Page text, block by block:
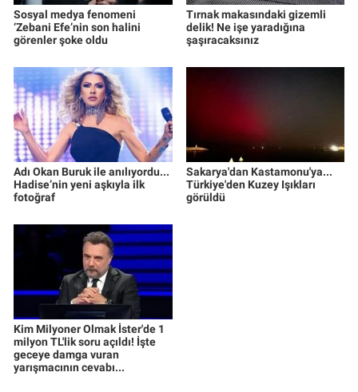
Sosyal medya fenomeni
‘Zebani Efe’nin son halini
görenler şoke oldu
Tırnak makasındaki gizemli
delik! Ne işe yaradığına
şaşıracaksınız
Adı Okan Buruk ile anılıyordu...
Hadise’nin yeni aşkıyla ilk
fotoğraf
Sakarya'dan Kastamonu'ya...
Türkiye'den Kuzey Işıkları
görüldü
Kim Milyoner Olmak İster'de 1
milyon TL'lik soru açıldı! İşte
geceye damga vuran
yarışmacının cevabı...